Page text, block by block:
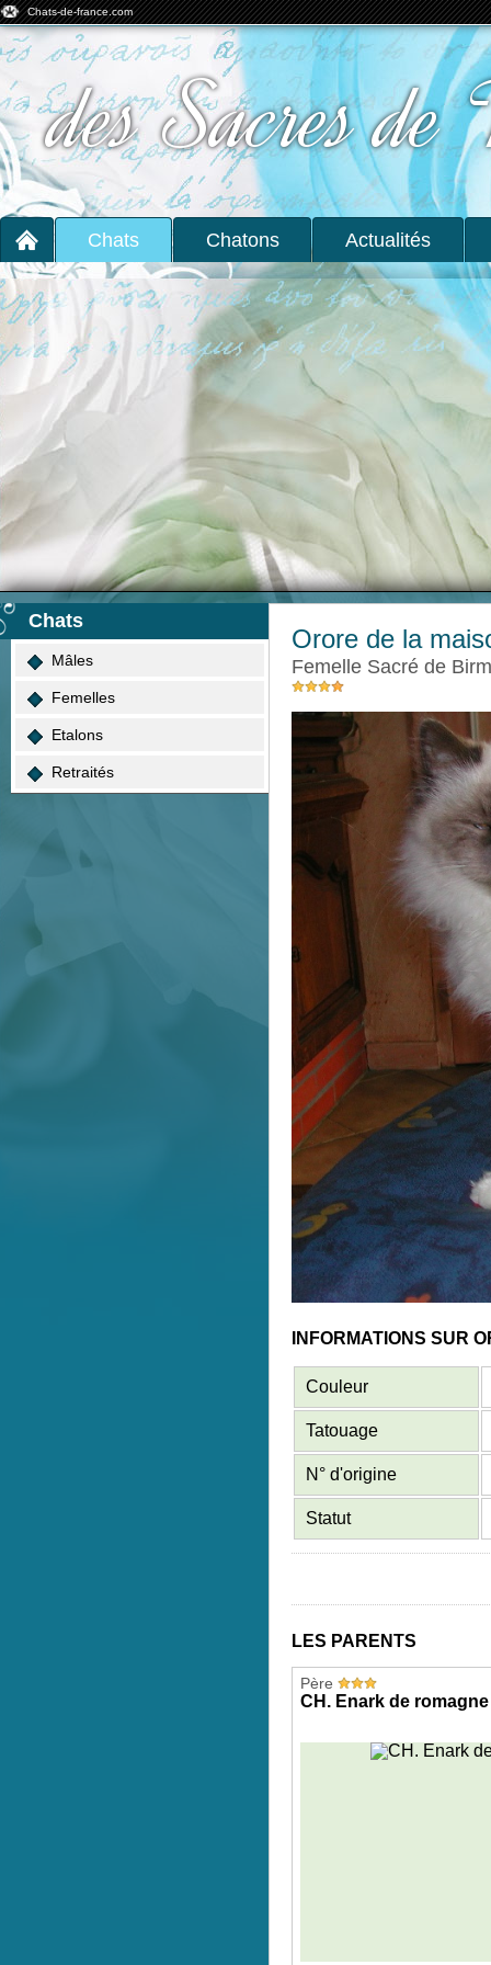
Chats-de-france.com
des Sacres
Chats Chatons Actualités
Chats
Mâles
Femelles
Etalons
Retraités
Orore de la
femelle Sacré de
INFORMATIONS SUR
Couleur
Tatouage
N° d'origine
Statut
LES PARENTS
Père
CH. Enark de romagne